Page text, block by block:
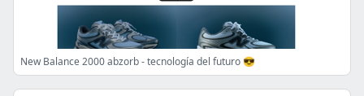
New Balance 2000 abzorb - tecnología del futuro 😎